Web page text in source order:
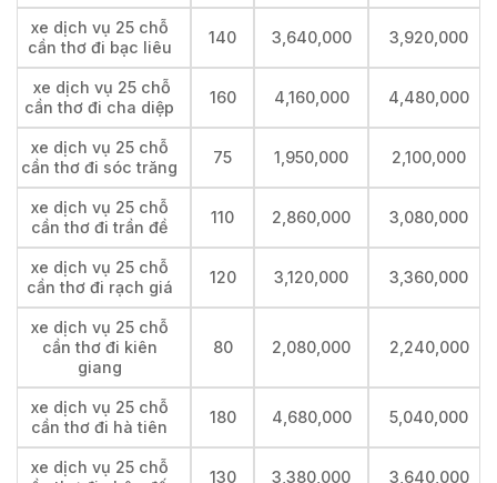
xe dịch vụ 25 chỗ
cần thơ đi bạc liêu
140 3,640,000 3,920,000
xe dịch vụ 25 chỗ
cần thơ đi cha diệp
160 4,160,000 4,480,000
xe dịch vụ 25 chỗ
cần thơ đi sóc trăng
75 1,950,000 2,100,000
xe dịch vụ 25 chỗ
cần thơ đi trần đề
110 2,860,000 3,080,000
xe dịch vụ 25 chỗ
cần thơ đi rạch giá
120 3,120,000 3,360,000
xe dịch vụ 25 chỗ
cần thơ đi kiên
giang
80 2,080,000 2,240,000
xe dịch vụ 25 chỗ
cần thơ đi hà tiên
180 4,680,000 5,040,000
xe dịch vụ 25 chỗ
130 3,380,000 3,640,000